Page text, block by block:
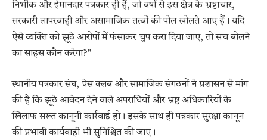
निर्भीक और ईमानदार पत्रकार ही हैं, जो वर्षों से इस क्षेत्र के भ्रष्टाचार,
सरकारी लापरवाही और असामाजिक तत्वों की पोल खोलते आए हैं। यदि
ऐसे व्यक्ति को झूठे आरोपों में फंसाकर चुप करा दिया जाए, तो सच बोलने
का साहस कौन करेगा?”
स्थानीय पत्रकार संघ, प्रेस क्लब और सामाजिक संगठनों ने प्रशासन से मांग
की है कि झूठे आवेदन देने वाले अपराधियों और भ्रष्ट अधिकारियों के
खिलाफ सख्त कानूनी कार्रवाई हो। इसके साथ ही पत्रकार सुरक्षा कानून
की प्रभावी कार्यवाही भी सुनिश्चित की जाए।